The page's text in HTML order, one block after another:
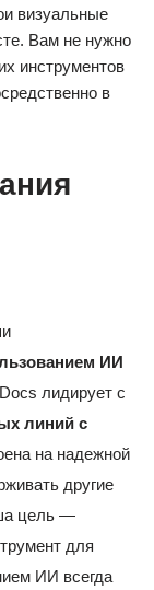
визуальные
Вам не нужно
инструментов
в
ИИ
лидирует с
линий с
на надежной
другие
цель —
для
ИИ всегда